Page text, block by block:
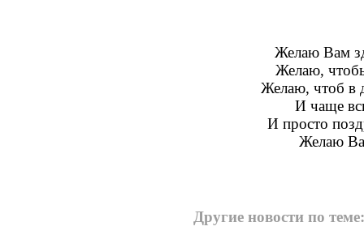
Желаю Вам
Желаю,
Желаю, чтоб в
И чаще
И просто
Желаю
Другие новости по теме: